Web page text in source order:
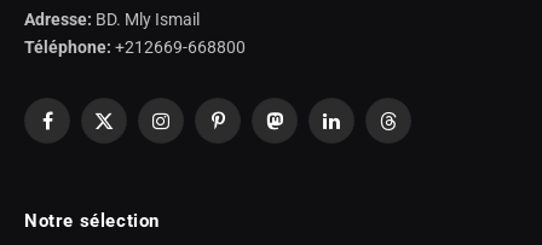
Adresse: BD. Mly Ismail
Téléphone: +212669-668800
Facebook
X
InstagramPinterestMastodonLinkedInThreads
Notre sélection